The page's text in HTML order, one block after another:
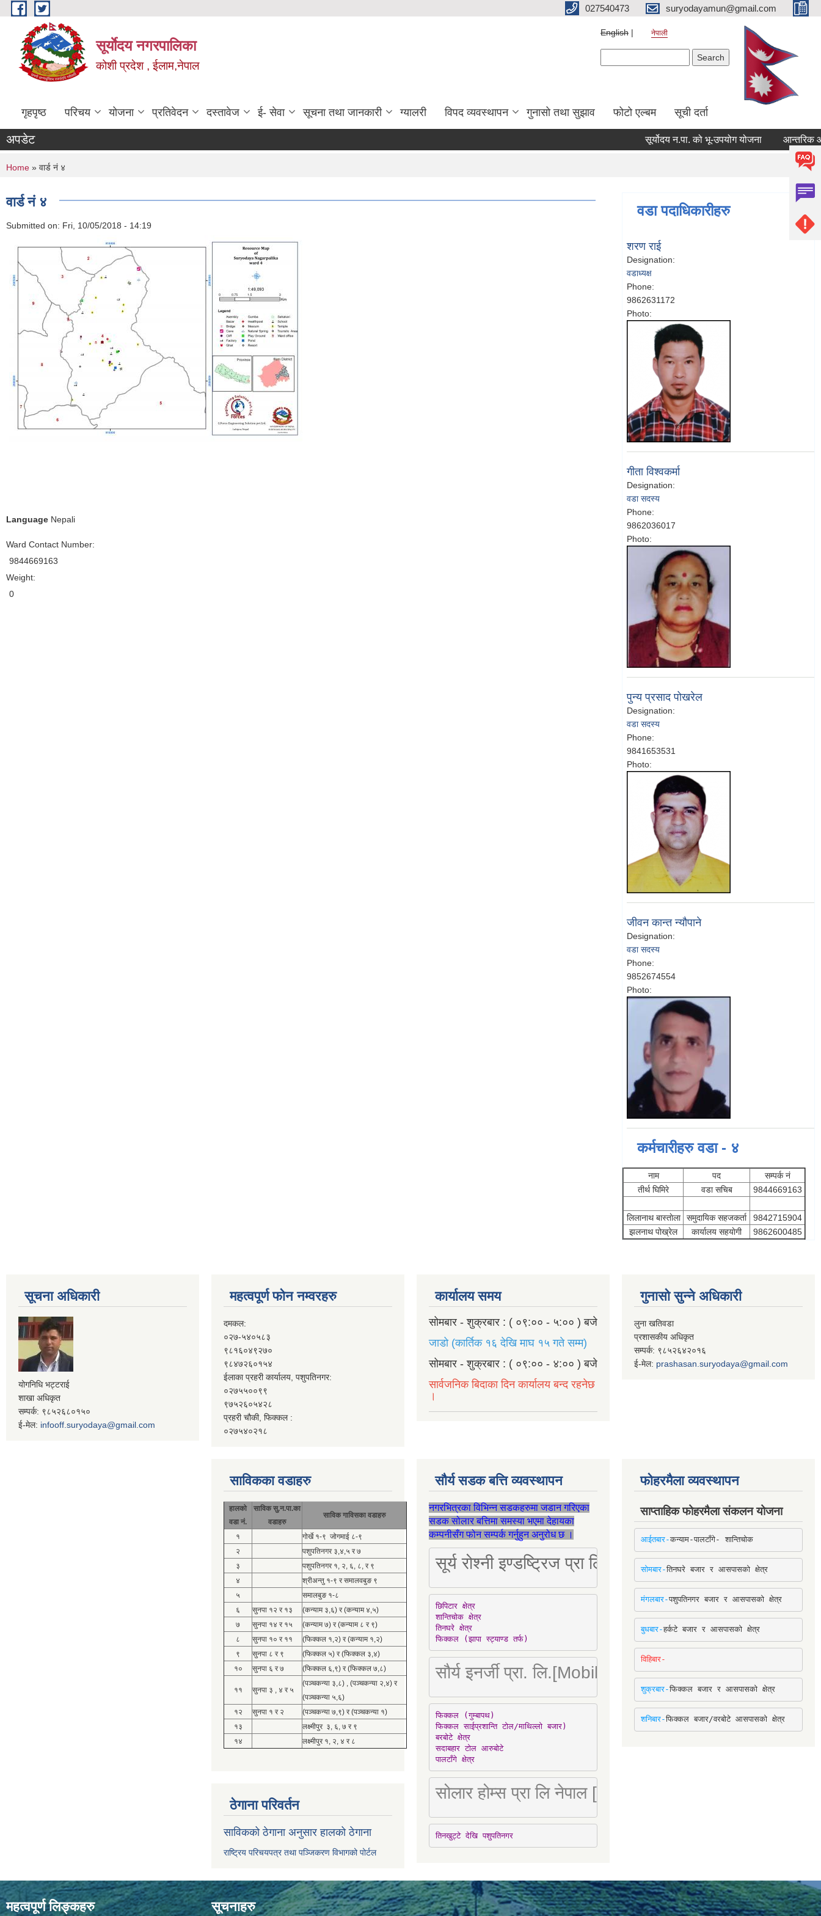
Skip to main content 027540473 suryodayamun@gmail.com
सूर्याेदय नगरपालिका
कोशी प्रदेश , ईलाम,नेपाल
English नेपाली
गृहपृष्ठ परिचय योजना प्रतिवेदन दस्तावेज ई- सेवा सूचना तथा जानकारी ग्यालरी विपद व्यवस्थापन गुनासो तथा सुझाव फोटो एल्बम सूची दर्ता
अपडेट सूर्योदय न.पा. को भू-उपयोग योजना आन्तरिक आय ठेक्का
You are here
Home » वार्ड नं ४
वार्ड नं ४
Submitted on: Fri, 10/05/2018 - 14:19
Language Nepali
Ward Contact Number:
9844669163
Weight:
0
वडा पदाधिकारीहरु
शरण राई
Designation:
वडाध्यक्ष
Phone:
9862631172
Photo:
गीता विश्वकर्मा
Designation:
वडा सदस्य
Phone:
9862036017
Photo:
पुन्य प्रसाद पोखरेल
Designation:
वडा सदस्य
Phone:
9841653531
Photo:
जीवन कान्त न्यौपाने
Designation:
वडा सदस्य
Phone:
9852674554
Photo:
कर्मचारीहरु वडा - ४
नाम पद
सम्पर्क नं
तीर्थ घिमिरे
वडा सचिब 9844669163
लिलानाथ बास्ताेला समुदायिक सहजकर्ता
9842715904
झलनाथ पोख्रेल
कार्यालय सहयाेगी 9862600485
सूचना अधिकारी
योगनिधि भट्टराई
शाखा अधिकृत
सम्पर्क: ९८५२६८०१५०
ई-मेल: infooff.suryodaya@gmail.com
महत्वपूर्ण फोन नम्वरहरु
दमकल:
०२७-५४०५८३
९८१६०४९२७०
९८४७२६०१५४
ईलाका प्रहरी कार्यालय, पशुपतिनगर:
०२७५५००९९
९७५२६०५४२८
प्रहरी चौकी, फिक्कल :
०२७५४०२१८
कार्यालय समय
सोमबार - शुक्रबार : ( ०९:०० - ५:०० ) बजे
जाडो (कार्तिक १६ देखि माघ १५ गते सम्म)
सोमबार - शुक्रबार : ( ०९:०० - ४:०० ) बजे
सार्वजनिक बिदाका दिन कार्यालय बन्द रहनेछ
।
गुनासो सुन्ने अधिकारी
लुना खतिवडा
प्रशासकीय अधिकृत
सम्पर्क: ९८५२६४२०१६
ई-मेल: prashasan.suryodaya@gmail.com
साविकका वडाहरु
हालको
वडा नं.
साविक सु.न.पा.का
वडाहरु
साविक गाविसका वडाहरु
१
गोर्खे १-९ जोगमाई ८-९
२
पशुपतिनगर ३,४,५ र ७
३
पशुपतिनगर १, २, ६, ८, र ९
४
श्रीअन्तु १-९ र समालवबुङ ९
५
समालबुङ १-८
६
सुनपा १२ र १३
(कन्याम ३,६) र (कन्याम ४,५)
७
सुनपा १४ र १५
(कन्याम ७) र (कन्याम ८ र ९)
८
सुनपा १० र ११
(फिक्कल १,२) र (कन्याम १,२)
९
सुनपा ८ र ९
(फिक्कल ५) र (फिक्कल ३,४)
१०
सुनपा ६ र ७ (फिक्कल ६,९) र (फिक्कल ७,८)
११ सुनपा ३ , ४ र ५
(पञ्चकन्या ३,८) , (पञ्चकन्या २,४) र
(पञ्चकन्या ५,६)
१२
सुनपा १ र २
(पञ्चकन्या ७,९) र (पञ्चकन्या १)
१३
लक्ष्मीपुर ३, ६, ७ र ९
१४
लक्ष्मीपुर १, २, ४ र ८
ठेगाना परिवर्तन
साविकको ठेगाना अनुसार हालको ठेगाना
राष्ट्रिय परिचयपत्र तथा पञ्जिकरण विभागको पोर्टल
सौर्य सडक बत्ति व्यवस्थापन
नगरभित्रका विभिन्न सडकहरुमा जडान गरिएका
सडक सोलार बत्तिमा समस्या भएमा देहायका
कम्पनीसँग फोन सम्पर्क गर्नुहुन अनुरोध छ ।
सूर्य रोश्नी इण्डष्ट्रिज प्रा लि [Mobile: 9851034034]
छिपिटार क्षेत्र
शान्तिचोक क्षेत्र
तिनघरे क्षेत्र
फिक्कल (झापा स्ट्याण्ड तर्फ)
सौर्य इनर्जी प्रा. लि.[Mobile : 9842780266]
फिक्कल (गुम्बापथ)
फिक्कल साईप्रशान्ति टोल/माथिल्लो बजार)
बरबोटे क्षेत्र
सदाबहार टोल आरुबोटे
पालटाँगे क्षेत्र
सोलार होम्स प्रा लि नेपाल [Mobile : 9851066274]
तिनखुट्टे देखि पशुपतिनगर
फोहरमैला व्यवस्थापन
साप्ताहिक फोहरमैला संकलन योजना
आईतबार-कन्याम-पालटाँगे- शान्तिचोक
सोमबार-तिनघरे बजार र आसपासको क्षेत्र
मंगलबार-पशुपतिनगर बजार र आसपासको क्षेत्र
बुधबार-हर्कटे बजार र आसपासको क्षेत्र
विहिबार-
शुक्रबार-फिक्कल बजार र आसपासको क्षेत्र
शनिबार-फिक्कल बजार/वरबोटे आसपासको क्षेत्र
महत्वपूर्ण लिङ्कहरु सूचनाहरु